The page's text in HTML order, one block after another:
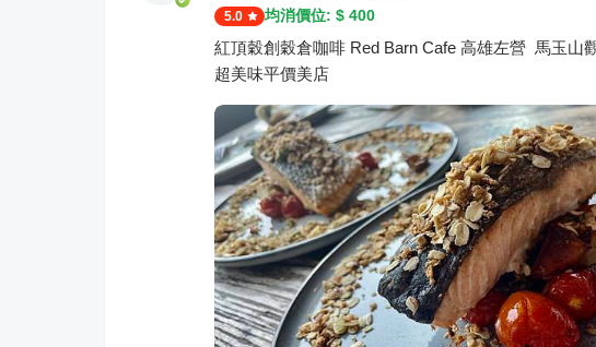
5.0 均消價位: $ 400
紅頂穀創穀倉咖啡 Red Barn Cafe 高雄左營 馬玉山
超美味平價美店